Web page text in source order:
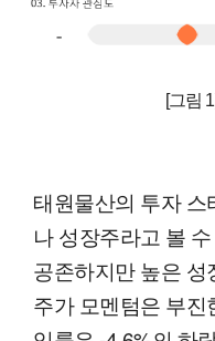
[그림
태원물산의 투자 스
나 성장주라고 볼
공존하지만 높은
주가 모멘텀은 부